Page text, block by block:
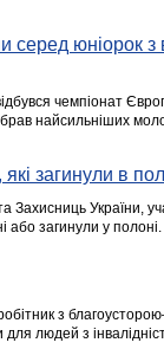
юніорок з
чемпіонат
найсильніших
загинули в
Захисниць України,
або загинули у полоні.
з
людей з